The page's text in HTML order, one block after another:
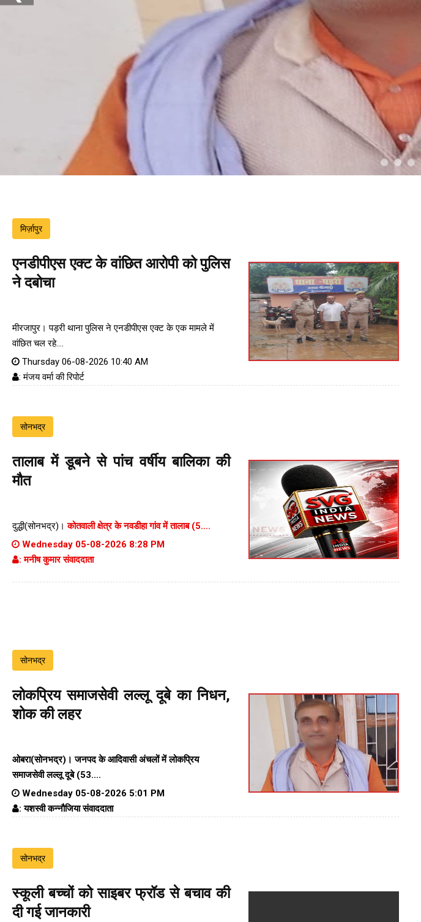
मिर्ज़ापुर
एनडीपीएस एक्ट के वांछित आरोपी को पुलिस
ने दबोचा
मीरजापुर। पड़री थाना पुलिस ने एनडीपीएस एक्ट के एक मामले में
वांछित चल रहे....
Thursday 06-08-2026 10:40 AM
: मंजय वर्मा की रिपोर्ट
सोनभद्र
तालाब में डूबने से पांच वर्षीय बालिका की
मौत
दुद्धी(सोनभद्र)।कोतवाली क्षेत्र के नवडीहा गांव में तालाब (5....
Wednesday 05-08-2026 8:28 PM
: मनीष कुमार संवाददाता
सोनभद्र
लोकप्रिय समाजसेवी लल्लू दूबे का निधन,
शोक की लहर
ओबरा(सोनभद्र)। जनपद के आदिवासी अंचलों में लोकप्रिय
समाजसेवी लल्लू दूबे (53....
Wednesday 05-08-2026 5:01 PM
: यशस्वी कन्नौजिया संवाददाता
सोनभद्र
स्कूली बच्चों को साइबर फ्रॉड से बचाव की
दी गई जानकारी